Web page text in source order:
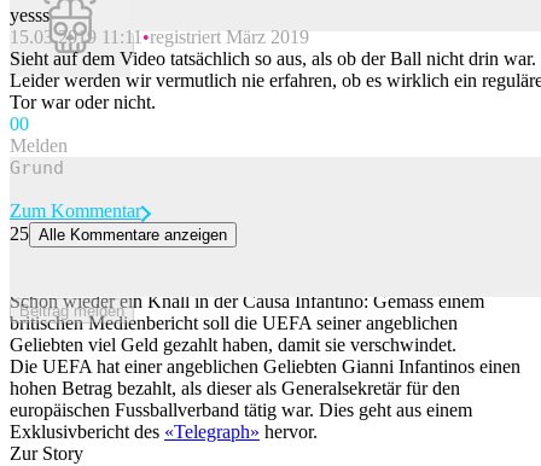
Beitrag melden
yesss
15.03.2019 11:11 registriert März 2019
Sieht auf dem Video tatsächlich so aus, als ob der Ball nicht drin war.
Leider werden wir vermutlich nie erfahren, ob es wirklich ein
Tor war oder nicht.
00
Melden
Beitrag melden
Zum Kommentar
25 Alle Kommentare anzeigen
Schon wieder ein Knall in der Causa Infantino: Gemäss einem
britischen Medienbericht soll die UEFA seiner angeblichen
Geliebten viel Geld gezahlt haben, damit sie verschwindet.
Die UEFA hat einer angeblichen Geliebten Gianni Infantinos einen
hohen Betrag bezahlt, als dieser als Generalsekretär für den
europäischen Fussballverband tätig war. Dies geht aus einem
Exklusivbericht des «Telegraph» hervor.
Zur Story